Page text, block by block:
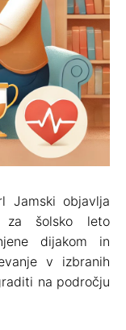
Jamski objavlja
za šolsko leto
dijakom in
v izbranih
na področju